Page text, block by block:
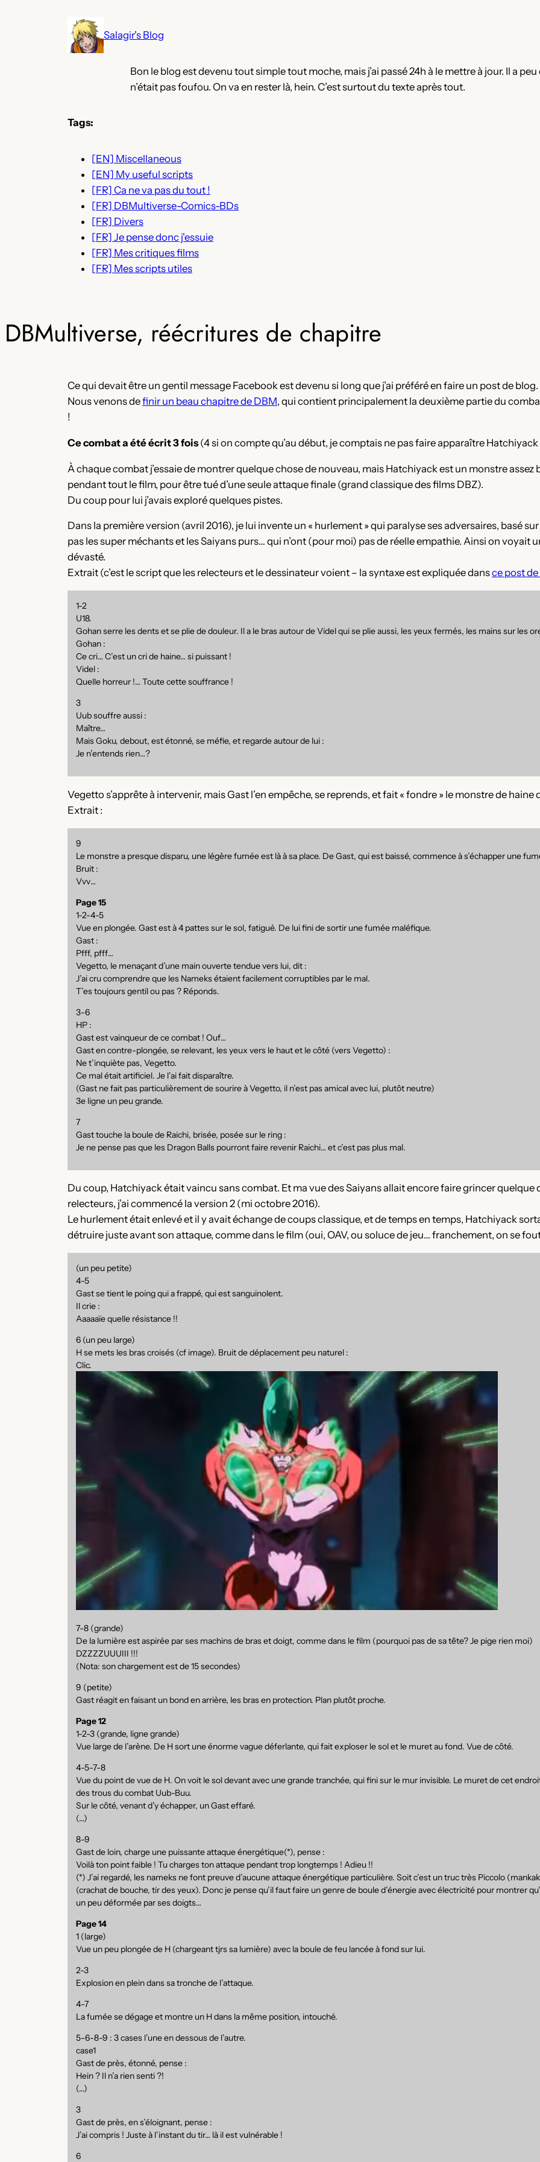
Salagir's Blog
Bon le blog est devenu tout simple tout moche, mais j’ai passé 24h à le mettre à jour. Il a
n’était pas foufou. On va en rester là, hein. C’est surtout du texte après tout.
Tags:
[EN] Miscellaneous
[EN] My useful scripts
[FR] Ca ne va pas du tout !
[FR] DBMultiverse-Comics-BDs
[FR] Divers
[FR] Je pense donc j'essuie
[FR] Mes critiques films
[FR] Mes scripts utiles
DBMultiverse, réécritures de chapitre
Ce qui devait être un gentil message Facebook est devenu si long que j’ai préféré en faire un post de blog.
Nous venons definir un beau chapitre de DBM, qui contient principalement la deuxième partie du
!
Ce combat a été écrit 3 fois(4 si on compte qu’au début, je comptais ne pas faire apparaître
À chaque combat j’essaie de montrer quelque chose de nouveau, mais Hatchiyack est un monstre
pendant tout le film, pour être tué d’une seule attaque finale (grand classique des films DBZ).
Du coup pour lui j’avais exploré quelques pistes.
Dans la première version (avril 2016), je lui invente un « hurlement » qui paralyse ses adversaires, basé
pas les super méchants et les Saiyans purs… qui n’ont (pour moi) pas de réelle empathie. Ainsi on voyait
dévasté.
Extrait (c’est le script que les relecteurs et le dessinateur voient – la syntaxe est expliquée dansce post
1-2
U18.
Gohan serre les dents et se plie de douleur. Il a le bras autour de Videl qui se plie aussi, les yeux fermés, les mains sur les
Gohan :
Ce cri… C’est un cri de haine… si puissant !
Videl :
Quelle horreur !… Toute cette souffrance !
3
Uub souffre aussi :
Maître…
Mais Goku, debout, est étonné, se méfie, et regarde autour de lui :
Je n’entends rien…?
Vegetto s’apprête à intervenir, mais Gast l’en empêche, se reprends, et fait « fondre » le monstre de haine
Extrait :
9
Le monstre a presque disparu, une légère fumée est là à sa place. De Gast, qui est baissé, commence à s’échapper une
Bruit :
Vvv…
Page 15
1-2-4-5
Vue en plongée. Gast est à 4 pattes sur le sol, fatigué. De lui fini de sortir une fumée maléfique.
Gast :
Pfff, pfff…
Vegetto, le menaçant d’une main ouverte tendue vers lui, dit :
J’ai cru comprendre que les Nameks étaient facilement corruptibles par le mal.
T’es toujours gentil ou pas ? Réponds.
3-6
HP :
Gast est vainqueur de ce combat ! Ouf…
Gast en contre-plongée, se relevant, les yeux vers le haut et le côté (vers Vegetto) :
Ne t’inquiète pas, Vegetto.
Ce mal était artificiel. Je l’ai fait disparaître.
(Gast ne fait pas particulièrement de sourire à Vegetto, il n’est pas amical avec lui, plutôt neutre)
3e ligne un peu grande.
7
Gast touche la boule de Raichi, brisée, posée sur le ring :
Je ne pense pas que les Dragon Balls pourront faire revenir Raichi… et c’est pas plus mal.
Du coup, Hatchiyack était vaincu sans combat. Et ma vue des Saiyans allait encore faire grincer
relecteurs, j’ai commencé la version 2 (mi octobre 2016).
Le hurlement était enlevé et il y avait échange de coups classique, et de temps en temps, Hatchiyack
détruire juste avant son attaque, comme dans le film (oui, OAV, ou soluce de jeu… franchement, on se
(un peu petite)
4-5
Gast se tient le poing qui a frappé, qui est sanguinolent.
Il crie :
Aaaaaïe quelle résistance !!
6 (un peu large)
H se mets les bras croisés (cf image). Bruit de déplacement peu naturel :
Clic.
7-8 (grande)
De la lumière est aspirée par ses machins de bras et doigt, comme dans le film (pourquoi pas de sa tête? Je pige rien moi)
DZZZZUUUIII !!!
(Nota: son chargement est de 15 secondes)
9 (petite)
Gast réagit en faisant un bond en arrière, les bras en protection. Plan plutôt proche.
Page 12
1-2-3 (grande, ligne grande)
Vue large de l’arène. De H sort une énorme vague déferlante, qui fait exploser le sol et le muret au fond. Vue de côté.
4-5-7-8
Vue du point de vue de H. On voit le sol devant avec une grande tranchée, qui fini sur le mur invisible. Le muret de cet
des trous du combat Uub-Buu.
Sur le côté, venant d’y échapper, un Gast effaré.
(…)
8-9
Gast de loin, charge une puissante attaque énergétique(*), pense :
Voilà ton point faible ! Tu charges ton attaque pendant trop longtemps ! Adieu !!
(*) J’ai regardé, les nameks ne font preuve d’aucune attaque énergétique particulière. Soit c’est un truc très Piccolo
(crachat de bouche, tir des yeux). Donc je pense qu’il faut faire un genre de boule d’énergie avec électricité pour montrer
un peu déformée par ses doigts…
Page 14
1 (large)
Vue un peu plongée de H (chargeant tjrs sa lumière) avec la boule de feu lancée à fond sur lui.
2-3
Explosion en plein dans sa tronche de l’attaque.
4-7
La fumée se dégage et montre un H dans la même position, intouché.
5-6-8-9 : 3 cases l’une en dessous de l’autre.
case1
Gast de près, étonné, pense :
Hein ? Il n’a rien senti ?!
(…)
3
Gast de près, en s’éloignant, pense :
J’ai compris ! Juste à l’instant du tir… là il est vulnérable !
6